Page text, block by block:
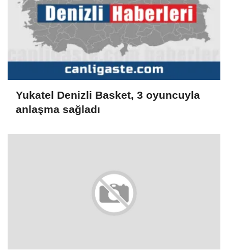
Yukatel Denizli Basket, 3 oyuncuyla
anlaşma sağladı